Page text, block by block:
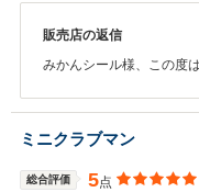
販売店の返信
みかんシール様、この度
きやすかったです。これ
ートさせて頂きますので
す。
ミニクラブマン
総合評価 5点